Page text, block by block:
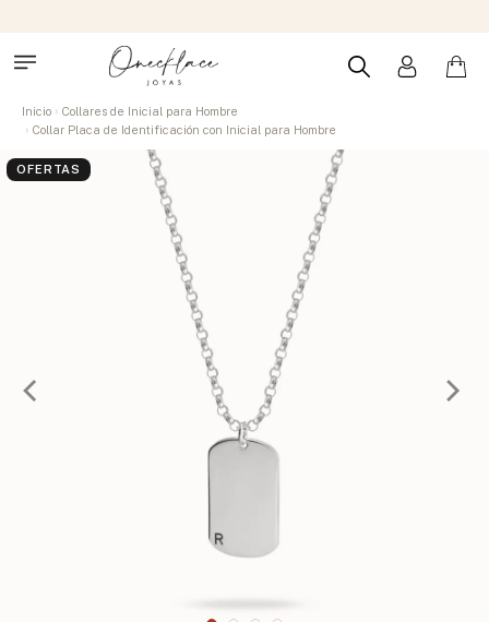
Inicio
Collares de Inicial para Hombre
Collar Placa de Identificación con Inicial para Hombre
OFERTAS